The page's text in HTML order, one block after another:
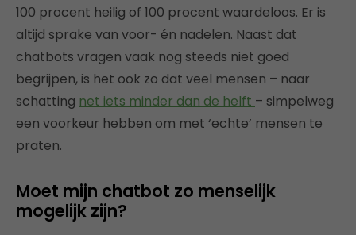
100 procent heilig of 100 procent waardeloos. Er is
altijd sprake van voor- én nadelen. Naast dat
chatbots vragen vaak nog steeds niet goed
begrijpen, is het ook zo dat veel mensen – naar
schatting net iets minder dan de helft – simpelweg
een voorkeur hebben om met ‘echte’ mensen te
praten.
Moet mijn chatbot zo menselijk
mogelijk zijn?